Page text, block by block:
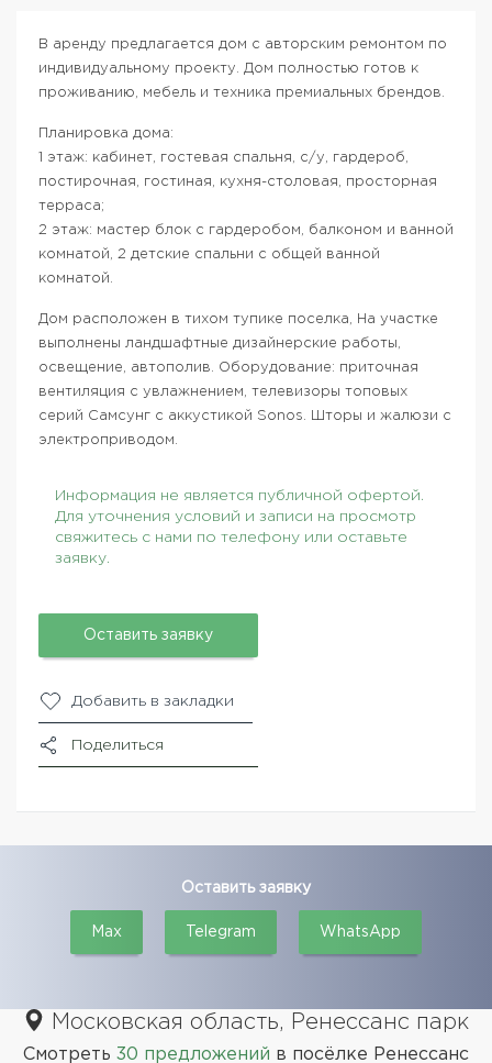
В аренду предлагается дом с авторским ремонтом по
индивидуальному проекту. Дом полностью готов к
проживанию, мебель и техника премиальных брендов.
Планировка дома:
1 этаж: кабинет, гостевая спальня, с/у, гардероб,
постирочная, гостиная, кухня-столовая, просторная
терраса;
2 этаж: мастер блок с гардеробом, балконом и ванной
комнатой, 2 детские спальни с общей ванной
комнатой.
Дом расположен в тихом тупике поселка, На участке
выполнены ландшафтные дизайнерские работы,
освещение, автополив. Оборудование: приточная
вентиляция с увлажнением, телевизоры топовых
серий Самсунг с аккустикой Sonos. Шторы и жалюзи с
электроприводом.
Информация не является публичной офертой.
Для уточнения условий и записи на просмотр
свяжитесь с нами по телефону или оставьте
заявку.
Оставить заявку
Добавить в закладки
Поделиться
Оставить заявку
Max Telegram WhatsApp
Московская область, Ренессанс парк
Смотреть 30 предложений в посёлке Ренессанс